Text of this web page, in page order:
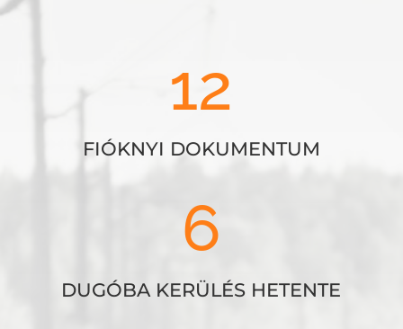
12
FIÓKNYI DOKUMENTUM
6
DUGÓBA KERÜLÉS HETENTE